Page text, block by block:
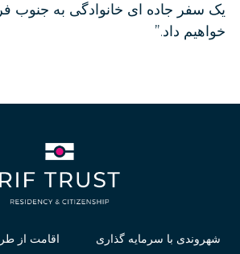
یک سفر جاده ای خانوادگی به جنوب
خواهیم داد.”
شهروندی با سرمایه گذاری اقامت از